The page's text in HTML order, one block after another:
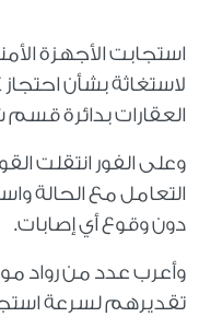
استجابت الأجهزة
العقارات بدائرة
وعلى الفور انتقلت
التعامل مع الحالة
دون وقوع أي إصابات.
وأعرب عدد من رواد
تقديرهم لسرعة